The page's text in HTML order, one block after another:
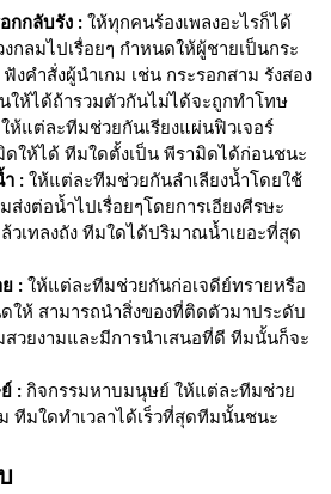
กกลับรัง : ให้ทุกคนร้องเพลงอะไรก็ได้
กลมไปเรื่อยๆ กำหนดให้ผู้ชายเป็นกระ
งคำสั่งผู้นำเกม เช่น กระรอกสาม รังสอง
ให้ได้ถ้ารวมตัวกันไม่ได้จะถูกทำโทษ
ให้แต่ละทีมช่วยกันเรียงแผ่นฟิวเจอร์
ดให้ได้ ทีมใดตั้งเป็น พีรามิดได้ก่อนชนะ
:ให้แต่ละทีมช่วยกันลำเลียงน้ำโดยใช้
งต่อน้ำไปเรื่อยๆโดยการเอียงศีรษะ
วเทลงถัง ทีมใดได้ปริมาณน้ำเยอะที่สุด
: ให้แต่ละทีมช่วยกันก่อเจดีย์ทรายหรือ
ให้ สามารถนำสิ่งของที่ติดตัวมาประดับ
วยงามและมีการนำเสนอที่ดี ทีมนั้นก็จะ
: กิจกรรมหาบมนุษย์ ให้แต่ละทีมช่วย
ทีมใดทำเวลาได้เร็วที่สุดทีมนั้นชนะ